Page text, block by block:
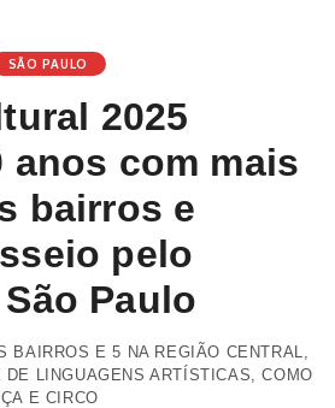
SÃO PAULO
2025
anos com mais
bairros e
pelo
Paulo
BAIRROS E 5 NA REGIÃO CENTRAL,
DE LINGUAGENS ARTÍSTICAS, COMO
E CIRCO